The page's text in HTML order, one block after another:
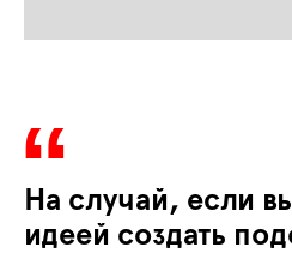
На случай, если
идеей создать